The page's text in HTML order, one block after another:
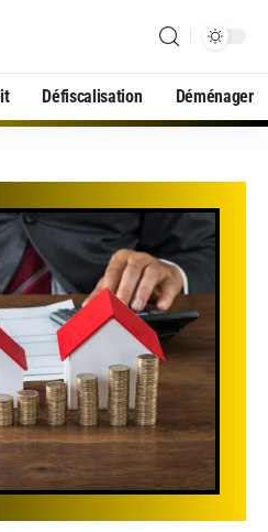
Défiscalisation Déménager